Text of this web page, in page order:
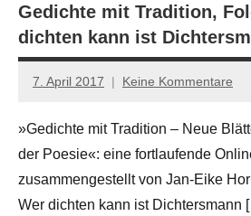
Gedichte mit Tradition,
dichten kann ist
7. April 2017
Anton
Leitner
Keine Kommentare
»Gedichte mit Tradition – Neue
der Poesie«: eine fortlaufende
zusammengestellt von Jan-Eike
Wer dichten kann ist Dichtersmann